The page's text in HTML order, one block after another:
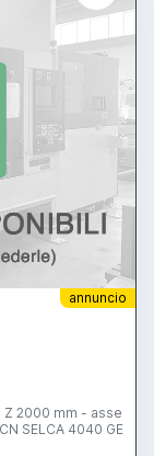
annuncio
2000 mm - asse
SELCA 4040 GE